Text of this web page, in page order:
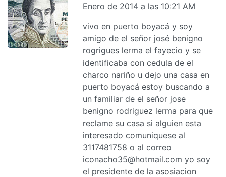
Enero de 2014 a las 10:21 AM
vivo en puerto boyacá y soy
amigo de el señor josé benigno
rogrigues lerma el fayecio y se
identificaba con cedula de el
charco nariño u dejo una casa en
puerto boyacá estoy buscando a
un familiar de el señor jose
benigno rodriguez lerma para que
reclame su casa si alguien esta
interesado comuniquese al
3117481758 o al correo
iconacho35@hotmail.com yo soy
el presidente de la asosiacion